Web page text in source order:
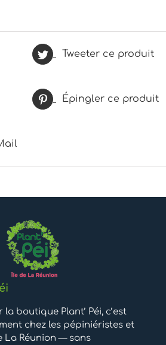
Tweeter ce produit
Épingler ce produit
boutique Plant’ Péi, c’est
chez les pépiniéristes et
La Réunion — sans